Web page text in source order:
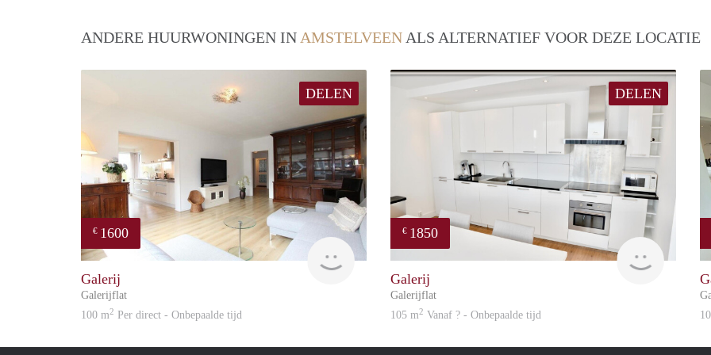
ANDERE HUURWONINGEN IN AMSTELVEEN ALS ALTERNATIEF VOOR DEZE LOCATIE
DELEN
€ 1600
Great Expatation
Galerij
Galerijflat
100 m2 Per direct - Onbepaalde tijd
DELEN
€ 1850
Great
Galerij
Galerijflat
105 m2 Vanaf ? - Onbepaalde tijd